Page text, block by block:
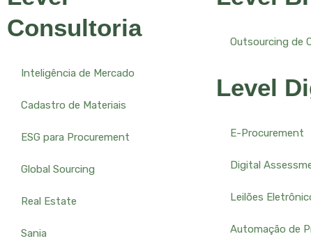
Consultoria
Inteligência de Mercado
Cadastro de Materiais
ESG para Procurement
Global Sourcing
Real Estate
Sania
Outsourcing de
Level
E-Procurement
Digital
Leilões
Automação de